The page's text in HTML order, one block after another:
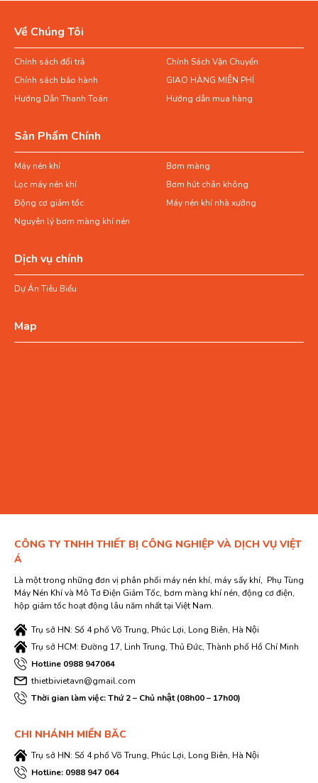
Về Chúng Tôi
Chính sách đổi trả
Chính Sách Vận Chuyển
Chính sách bảo hành
GIAO HÀNG MIỄN PHÍ
Hướng Dẫn Thanh Toán
Hướng dẫn mua hàng
Sản Phẩm Chính
Máy nén khí
Bơm màng
Lọc máy nén khí
Bơm hút chân không
Động cơ giảm tốc
Máy nén khí nhà xưởng
Nguyên lý bơm màng khí nén
Dịch vụ chính
Dự Án Tiêu Biểu
Map
CÔNG TY TNHH THIẾT BỊ CÔNG NGHIỆP VÀ DỊCH VỤ VIỆT
Á
Là một trong những đơn vị phân phối máy nén khí, máy sấy khí, Phụ Tùng
Máy Nén Khí và Mô Tơ Điện Giảm Tốc, bơm màng khí nén, động cơ điện,
hộp giảm tốc hoạt động lâu năm nhất tại Việt Nam.
Trụ sở HN: Số 4 phố Võ Trung, Phúc Lợi, Long Biên, Hà Nội
Trụ sở HCM: Đường 17, Linh Trung, Thủ Đức, Thành phố Hồ Chí Minh
Hotline 0988 947064
thietbivietavn@gmail.com
Thời gian làm việc: Thứ 2 – Chủ nhật (08h00 – 17h00)
CHI NHÁNH MIỀN BĂC
Trụ sở HN: Số 4 phố Võ Trung, Phúc Lợi, Long Biên, Hà Nội
Hotline: 0988 947 064